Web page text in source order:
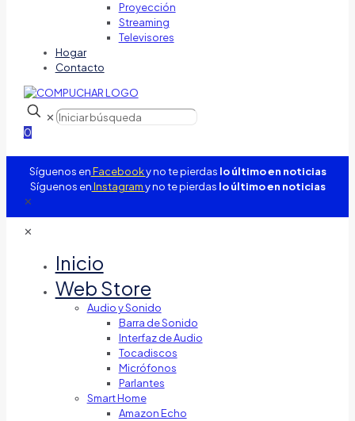
Proyección
Streaming
Televisores
Hogar
Contacto
✕
0
Síguenos enFacebooky no te pierdas lo último en noticias
Síguenos enInstagramy no te pierdas lo último en noticias
✕
✕
Inicio
Web Store
Audio y Sonido
Barra de Sonido
Interfaz de Audio
Tocadiscos
Micrófonos
Parlantes
Smart Home
Amazon Echo